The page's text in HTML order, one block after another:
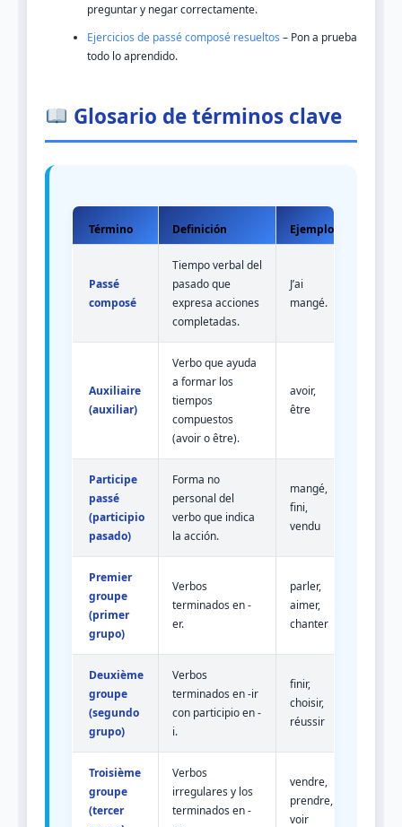
preguntar y negar correctamente.
Ejercicios de passé composé resueltos – Pon a prueba
todo lo aprendido.
Glosario de términos clave
Término Definición Ejemplo
Passé
composé
Tiempo verbal del
pasado que
expresa acciones
completadas.
J’ai
mangé.
Auxiliaire
(auxiliar)
Verbo que ayuda
a formar los
tiempos
compuestos
(avoir o être).
avoir,
être
Participe
passé
(participio
pasado)
Forma no
personal del
verbo que indica
la acción.
mangé,
fini,
vendu
Premier
groupe
(primer
grupo)
Verbos
terminados en -
er.
parler,
aimer,
chanter
Deuxième
groupe
(segundo
grupo)
Verbos
terminados en -ir
con participio en -
i.
finir,
choisir,
réussir
Troisième
groupe
(tercer
Verbos
irregulares y los
terminados en -
vendre,
prendre,
voir